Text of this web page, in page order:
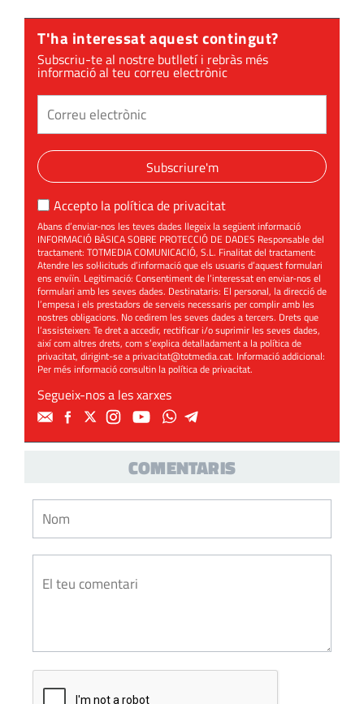
casa
T'ha interessat aquest contingut?
Subscriu-te al nostre butlletí i rebràs més
informació al teu correu electrònic
Subscriure'm
Accepto la política de privacitat
Abans d’enviar-nos les teves dades llegeix la següent informació
INFORMACIÓ BÀSICA SOBRE PROTECCIÓ DE DADES Responsable del
tractament: TOTMEDIA COMUNICACIÓ, S.L. Finalitat del tractament:
Atendre les sol·licituds d’informació que els usuaris d’aquest formulari
ens enviïn. Legitimació: Consentiment de l’interessat en enviar-nos el
formulari amb les seves dades. Destinataris: El personal, la direcció de
l’empesa i els prestadors de serveis necessaris per complir amb les
nostres obligacions. No cedirem les seves dades a tercers. Drets que
l’assisteixen: Te dret a accedir, rectificar i/o suprimir les seves dades,
així com altres drets, com s’explica detalladament a la política de
privacitat, dirigint-se aprivacitat@totmedia.cat. Informació addicional:
Per més informació consultin lapolítica de privacitat.
Segueix-nos a les xarxes
COMENTARIS